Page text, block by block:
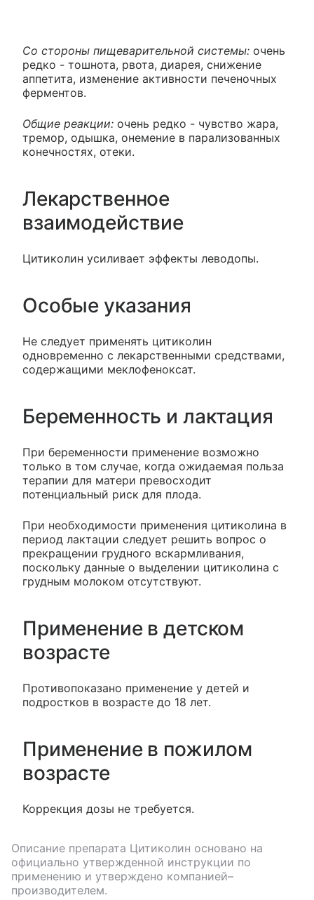
Со стороны пищеварительной системы: очень
редко - тошнота, рвота, диарея, снижение
аппетита, изменение активности печеночных
ферментов.
Общие реакции: очень редко - чувство жара,
тремор, одышка, онемение в парализованных
конечностях, отеки.
Лекарственное
взаимодействие
Цитиколин усиливает эффекты леводопы.
Особые указания
Не следует применять цитиколин
одновременно с лекарственными средствами,
содержащими меклофеноксат.
Беременность и лактация
При беременности применение возможно
только в том случае, когда ожидаемая польза
терапии для матери превосходит
потенциальный риск для плода.
При необходимости применения цитиколина в
период лактации следует решить вопрос о
прекращении грудного вскармливания,
поскольку данные о выделении цитиколина с
грудным молоком отсутствуют.
Применение в детском
возрасте
Противопоказано применение у детей и
подростков в возрасте до 18 лет.
Применение в пожилом
возрасте
Коррекция дозы не требуется.
Описание препарата Цитиколин основано на
официально утвержденной инструкции по
применению и утверждено компанией–
производителем.